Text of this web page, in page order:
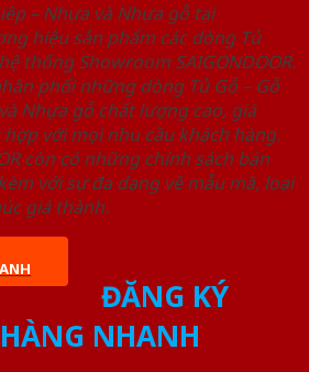
– Nhựa và Nhựa gỗ tại
hiệu sản phẩm các dòng Tủ
thống Showroom SAIGONDOOR.
phối những dòng Tủ Gỗ – Gỗ
Nhựa gỗ chất lượng cao, giá
với mọi nhu cầu khách hàng.
còn có những chính sách bán
với sự đa dạng về mẫu mã, loại
giá thành.
ĐĂNG KÝ
NHANH